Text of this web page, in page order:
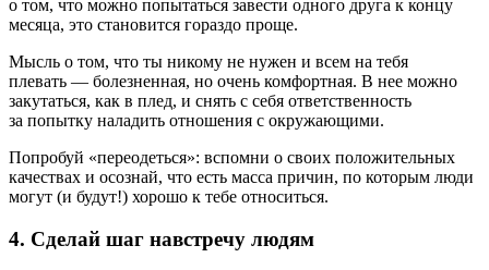
о том, что можно попытаться завести одного друга к концу
месяца, это становится гораздо проще.
Мысль о том, что ты никому не нужен и всем на тебя
плевать — болезненная, но очень комфортная. В нее можно
закутаться, как в плед, и снять с себя ответственность
за попытку наладить отношения с окружающими.
Попробуй «переодеться»: вспомни о своих положительных
качествах и осознай, что есть масса причин, по которым люди
могут (и будут!) хорошо к тебе относиться.
4. Сделай шаг навстречу людям